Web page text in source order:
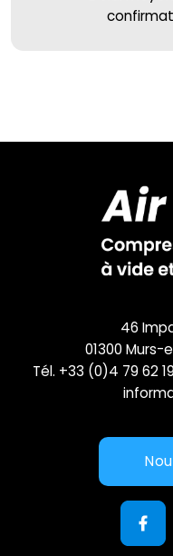
46
01300 Murs-
Tél. +33 (0)4 79 62